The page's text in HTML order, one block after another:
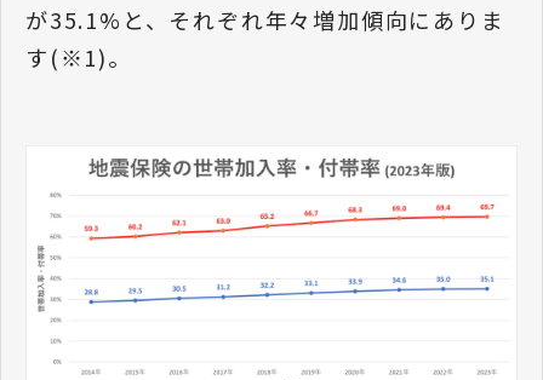
が35.1%と、それぞれ年々増加傾向にありま
す(※1)。